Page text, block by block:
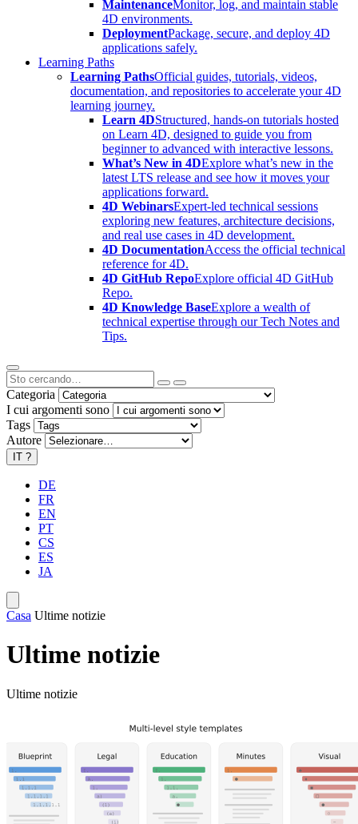
MaintenanceMonitor, log, and maintain stable
4D environments.
DeploymentPackage, secure, and deploy 4D
applications safely.
Learning Paths
Learning PathsOfficial guides, tutorials, videos,
documentation, and repositories to accelerate your 4D
learning journey.
Learn 4DStructured, hands-on tutorials hosted
on Learn 4D, designed to guide you from
beginner to advanced with interactive lessons.
What’s New in 4DExplore what’s new in the
latest LTS release and see how it moves your
applications forward.
4D WebinarsExpert-led technical sessions
exploring new features, architecture decisions,
and real use cases in 4D development.
4D DocumentationAccess the official technical
reference for 4D.
4D GitHub RepoExplore official 4D GitHub
Repo.
4D Knowledge BaseExplore a wealth of
technical expertise through our Tech Notes and
Tips.
Categoria
I cui argomenti sono
Tags
Autore
IT ?
DE
FR
EN
PT
CS
ES
JA
Casa Ultime notizie
Ultime notizie
Ultime notizie